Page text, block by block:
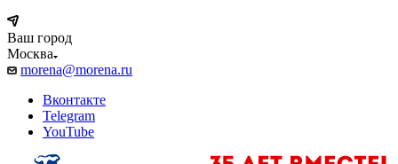
Ваш город
Москва
morena@morena.ru
Вконтакте
Telegram
YouTube